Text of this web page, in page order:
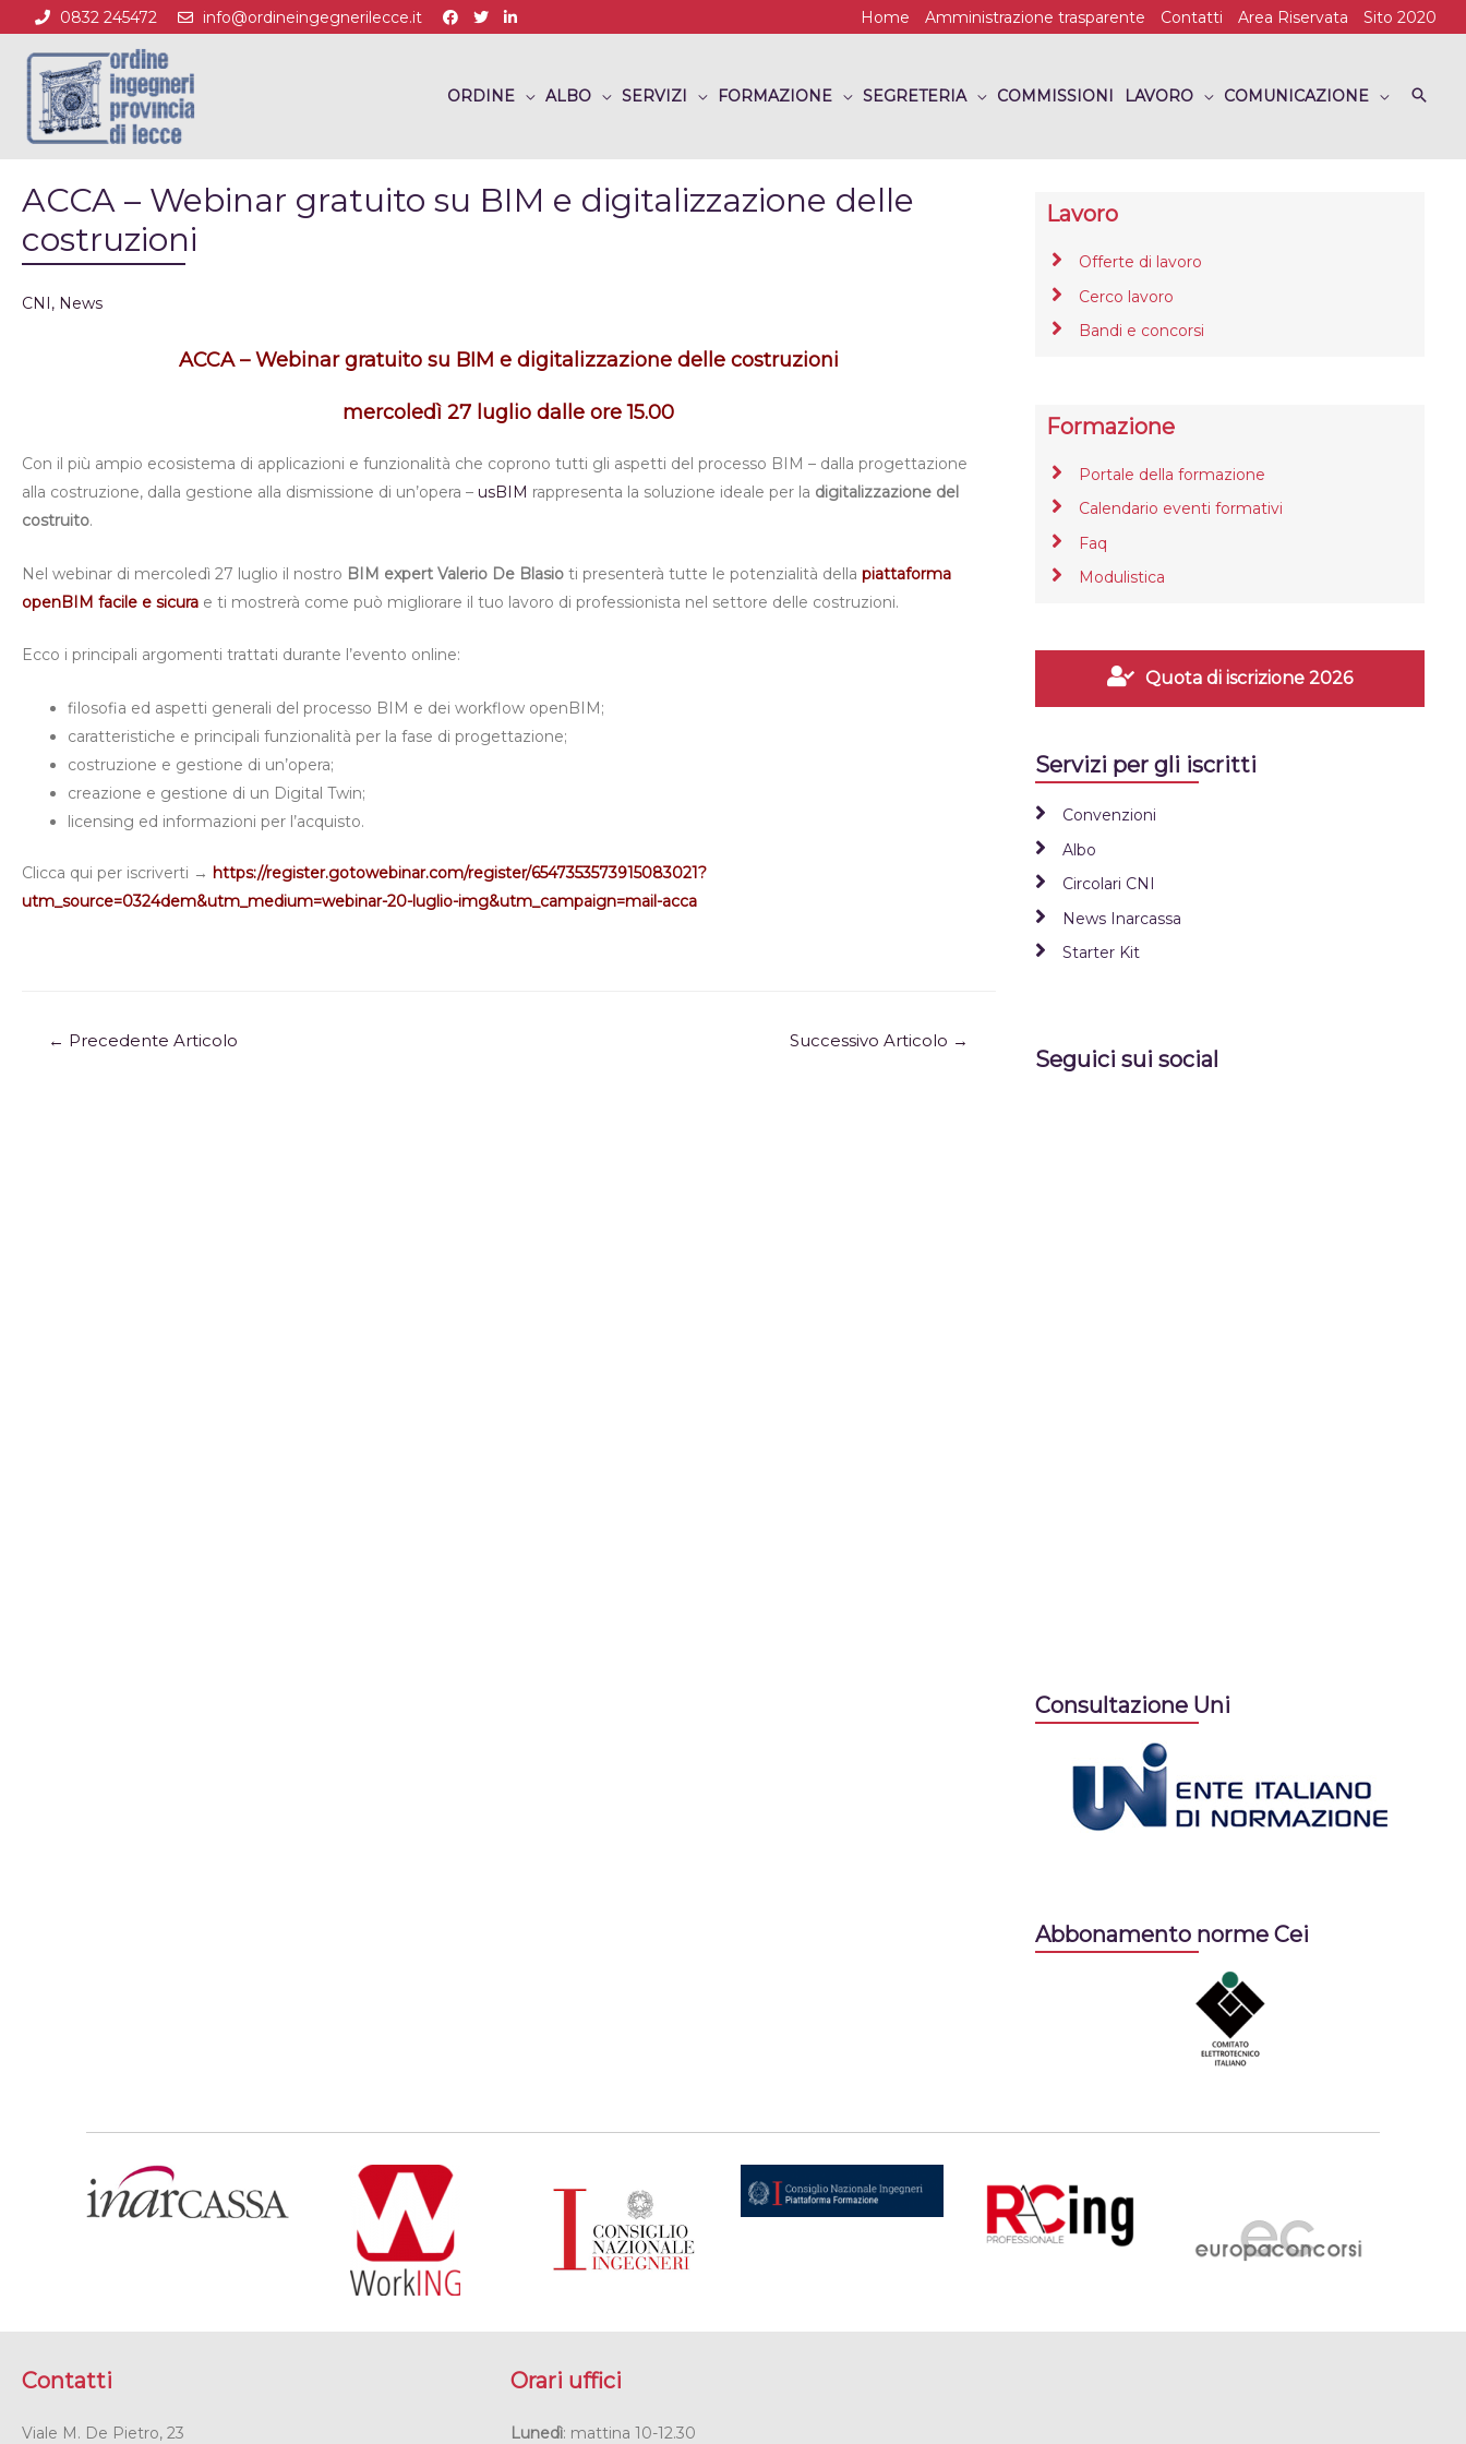
0832 245472 info@ordineingegnerilecce.it Home Amministrazione trasparente Contatti Area Riservata Sito 2020
ORDINE ALBO SERVIZI FORMAZIONE SEGRETERIA COMMISSIONI LAVORO COMUNICAZIONE
ACCA – Webinar gratuito su BIM e digitalizzazione delle
costruzioni
CNI , News
ACCA – Webinar gratuito su BIM e digitalizzazione delle costruzioni
mercoledì 27 luglio dalle ore 15.00
Con il più ampio ecosistema di applicazioni e funzionalità che coprono tutti gli aspetti del processo BIM – dalla progettazione
alla costruzione, dalla gestione alla dismissione di un’opera – usBIM rappresenta la soluzione ideale per la digitalizzazione del
costruito.
Nel webinar di mercoledì 27 luglio il nostro BIM expert Valerio De Blasio ti presenterà tutte le potenzialità della piattaforma
openBIM facile e sicura e ti mostrerà come può migliorare il tuo lavoro di professionista nel settore delle costruzioni.
Ecco i principali argomenti trattati durante l’evento online:
filosofia ed aspetti generali del processo BIM e dei workflow openBIM;
caratteristiche e principali funzionalità per la fase di progettazione;
costruzione e gestione di un’opera;
creazione e gestione di un Digital Twin;
licensing ed informazioni per l’acquisto.
Clicca qui per iscriverti → https://register.gotowebinar.com/register/6547353573915083021?
utm_source=0324dem&utm_medium=webinar-20-luglio-img&utm_campaign=mail-acca
← Precedente Articolo Successivo Articolo →
Lavoro
Offerte di lavoro
Cerco lavoro
Bandi e concorsi
Formazione
Portale della formazione
Calendario eventi formativi
Faq
Modulistica
Quota di iscrizione 2026
Servizi per gli iscritti
Convenzioni
Albo
Circolari CNI
News Inarcassa
Starter Kit
Seguici sui social
Consultazione Uni
Abbonamento norme Cei
Contatti
Viale M. De Pietro, 23
Orari uffici
Lunedì: mattina 10-12.30